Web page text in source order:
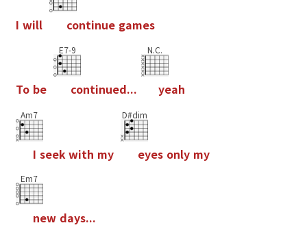
I will continue games
To be
E7-9
continued...
N.C.
yeah
Am7
I seek with my
D#dim
eyes only my
Em7
new days...